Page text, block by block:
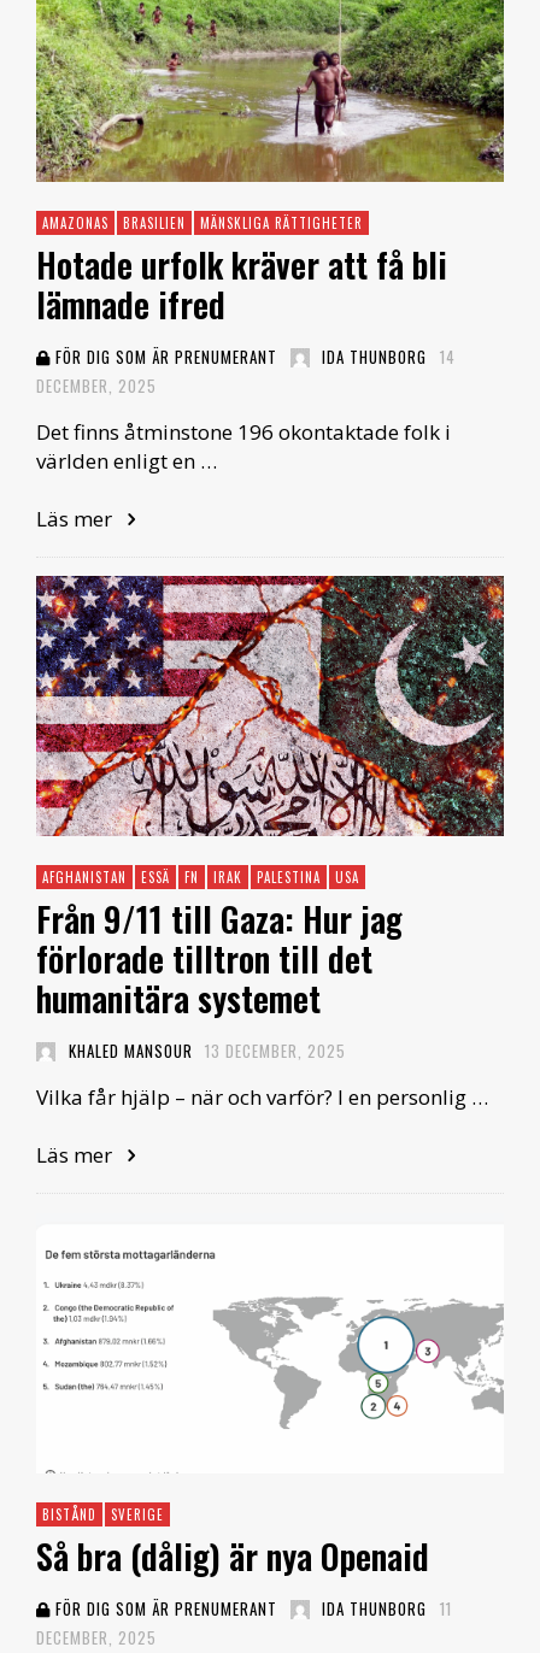
AMAZONAS BRASILIEN MÄNSKLIGA RÄTTIGHETER
Hotade urfolk kräver att få bli
lämnade ifred
FÖR DIG SOM ÄR PRENUMERANT IDA THUNBORG 14
DECEMBER, 2025
Det finns åtminstone 196 okontaktade folk i
världen enligt en …
Läs mer
AFGHANISTAN ESSÄ FN IRAK PALESTINA USA
Från 9/11 till Gaza: Hur jag
förlorade tilltron till det
humanitära systemet
KHALED MANSOUR 13 DECEMBER, 2025
Vilka får hjälp – när och varför? I en personlig …
Läs mer
BISTÅND SVERIGE
Så bra (dålig) är nya Openaid
FÖR DIG SOM ÄR PRENUMERANT IDA THUNBORG 11
DECEMBER, 2025